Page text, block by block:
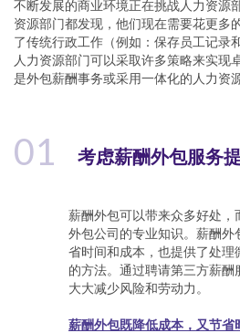
不断发展的商业环境正在挑战人力资源
资源部门都发现，他们现在需要花更多
了传统行政工作（例如：保存员工记录
人力资源部门可以采取许多策略来实现
是外包薪酬事务或采用一体化的人力资
01 考虑薪酬外包服务
薪酬外包可以带来众多好处
外包公司的专业知识。薪酬
省时间和成本，也提供了处
的方法。通过聘请第三方薪
大大减少风险和劳动力。
薪酬外包既降低成本，又节省